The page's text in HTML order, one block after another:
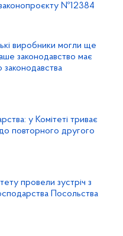
№12384
виробники могли ще
законодавство має
у Комітеті триває
повторного другого
провели зустріч з
Посольства